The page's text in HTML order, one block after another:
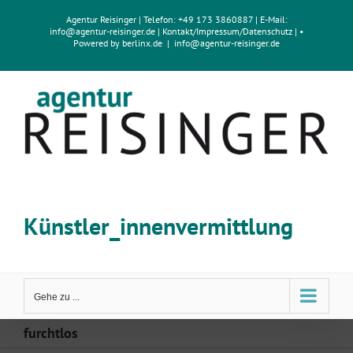
Agentur Reisinger| Telefon: +49 173 3860887 | E-Mail:
info@agentur-reisinger.de | Kontakt/Impressum/Datenschutz | •
Powered by berlinx.de | info@agentur-reisinger.de
Künstler_innenvermittlung
Gehe zu ...
furchtlos